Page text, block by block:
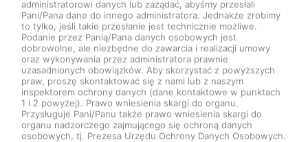
administratorowi danych lub zażądać, abyśmy przesłali
Pani/Pana dane do innego administratora. Jednakże zrobimy
to tylko, jeśli takie przesłanie jest technicznie możliwe.
Podanie przez Panią/Pana danych osobowych jest
dobrowolne, ale niezbędne do zawarcia i realizacji umowy
oraz wykonywania przez administratora prawnie
uzasadnionych obowiązków. Aby skorzystać z powyższych
praw, proszę skontaktować się z nami lub z naszym
inspektorem ochrony danych (dane kontaktowe w punktach
1 i 2 powyżej). Prawo wniesienia skargi do organu.
Przysługuje Pani/Panu także prawo wniesienia skargi do
organu nadzorczego zajmującego się ochroną danych
osobowych, tj. Prezesa Urzędu Ochrony Danych Osobowych.